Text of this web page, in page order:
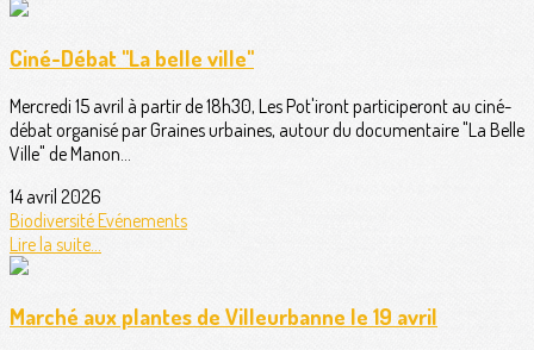
Ciné-Débat "La belle ville"
Mercredi 15 avril à partir de 18h30, Les Pot'iront participeront au ciné-
débat organisé par Graines urbaines, autour du documentaire "La Belle
Ville" de Manon...
14 avril 2026
BiodiversitéEvénements
Lire la suite...
Marché aux plantes de Villeurbanne le 19 avril